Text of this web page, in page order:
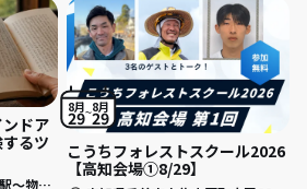
ドア
るツ
大栃）
8月
29
8月
29
こうちフォレストスクール2026
【高知会場①8/29】